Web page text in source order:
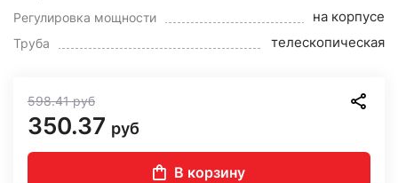
Регулировка мощности на корпусе
Труба телескопическая
598.41руб
350.37 руб
В корзину